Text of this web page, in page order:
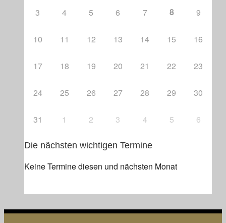
3 4 5 6 7 8 9
10 11 12 13 14 15 16
17 18 19 20 21 22 23
24 25 26 27 28 29 30
31 1 2 3 4 5 6
Die nächsten wichtigen Termine
Keine Termine diesen und nächsten Monat